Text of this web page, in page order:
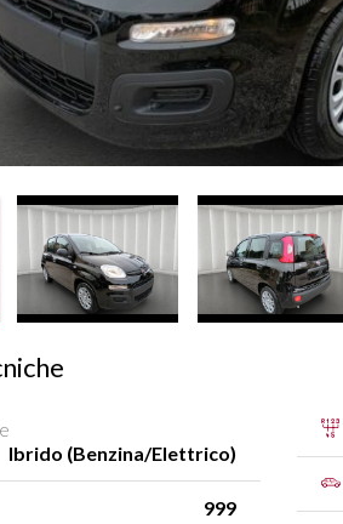
Ibrido (Benzina/Elettrico)
999